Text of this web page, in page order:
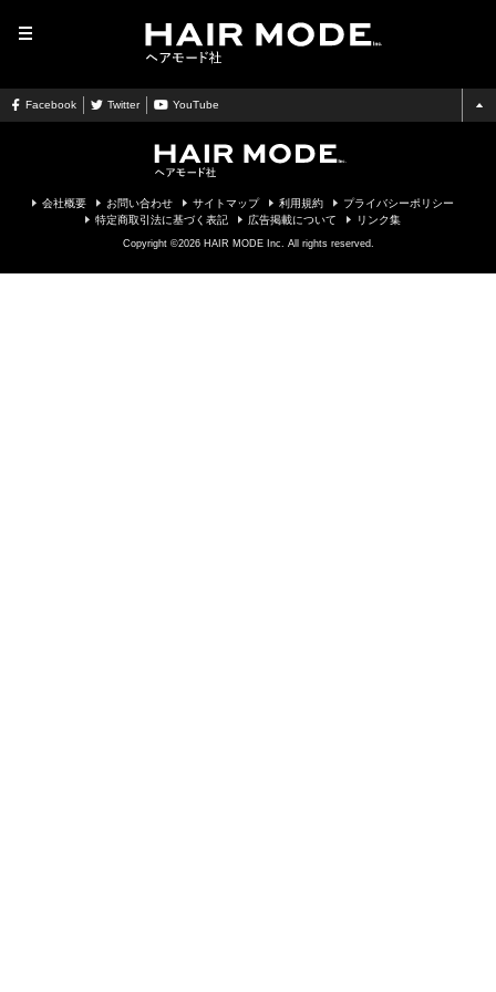
Facebook Twitter YouTube
会社概要 お問い合わせ サイトマップ 利用規約
プライバシーポリシー
特定商取引法に基づく表記
広告掲載について リンク集
Copyright ©2026 HAIR MODE Inc. All rights reserved.